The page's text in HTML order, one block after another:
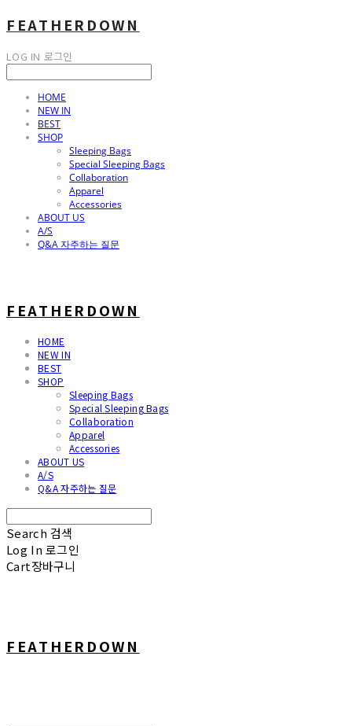
FEATHERDOWN
LOG IN 로그인
HOME
NEW IN
BEST
SHOP
Sleeping Bags
Special Sleeping Bags
Collaboration
Apparel
Accessories
ABOUT US
A/S
Q&A 자주하는 질문
FEATHERDOWN
HOME
NEW IN
BEST
SHOP
Sleeping Bags
Special Sleeping Bags
Collaboration
Apparel
Accessories
ABOUT US
A/S
Q&A 자주하는 질문
Search 검색
Log In 로그인
Cart장바구니
FEATHERDOWN